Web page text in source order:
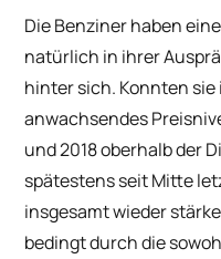
Die Benziner haben
natürlich in ihrer
hinter sich. Konnten
anwachsendes
und 2018 oberhalb der
spätestens seit Mitte
insgesamt wieder
bedingt durch die